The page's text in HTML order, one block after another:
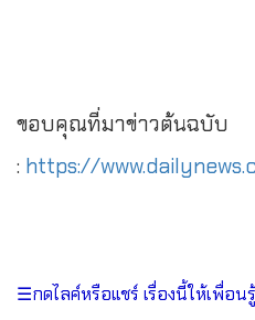
ขอบคุณที่มาข่าวต้นฉบับ
: https://
☰กดไลค์หรือแชร์ เรื่องนี้ให้เพื่อน